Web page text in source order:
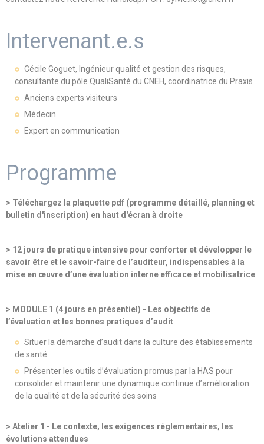
Intervenant.e.s
Cécile Goguet, Ingénieur qualité et gestion des risques,
consultante du pôle QualiSanté du CNEH, coordinatrice du Praxis
Anciens experts visiteurs
Médecin
Expert en communication
Programme
> Téléchargez la plaquette pdf (programme détaillé, planning et
bulletin d'inscription) en haut d'écran à droite
> 12 jours de pratique intensive pour conforter et développer le
savoir être et le savoir-faire de l’auditeur, indispensables à la
mise en œuvre d’une évaluation interne efficace et mobilisatrice
> MODULE 1 (4 jours en présentiel) - Les objectifs de
l’évaluation et les bonnes pratiques d’audit
Situer la démarche d’audit dans la culture des établissements
de santé
Présenter les outils d’évaluation promus par la HAS pour
consolider et maintenir une dynamique continue d’amélioration
de la qualité et de la sécurité des soins
> Atelier 1 - Le contexte, les exigences réglementaires, les
évolutions attendues